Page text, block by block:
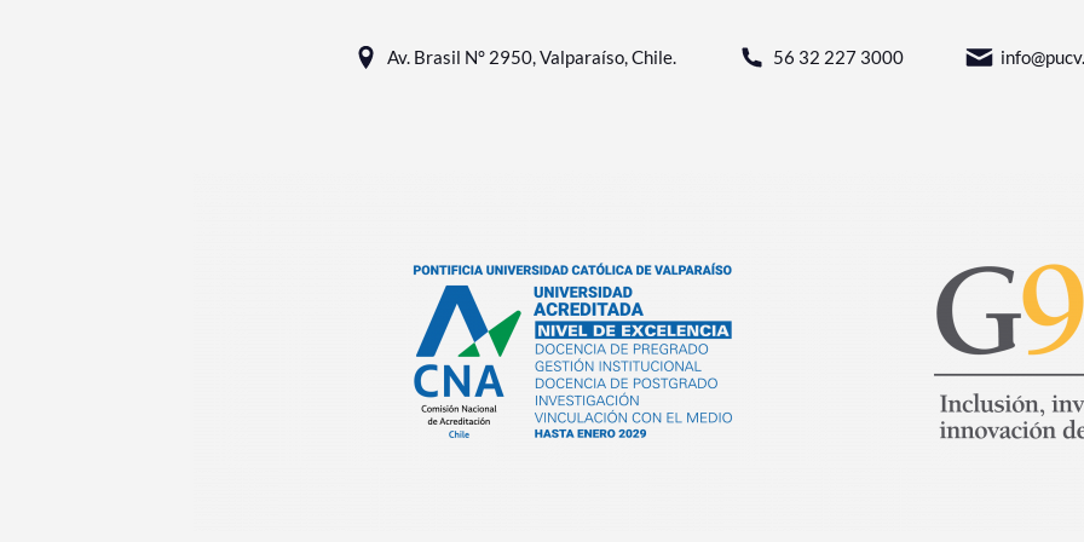
Av. Brasil N° 2950, Valparaíso, Chile. 56 32 227 3000